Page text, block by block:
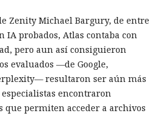
Zenity Michael Bargury, de entre
IA probados, Atlas contaba con
pero aun así consiguieron
evaluados —de Google,
resultaron ser aún más
encontraron
que permiten acceder a archivos